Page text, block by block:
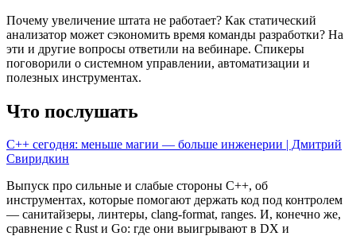
Почему увеличение штата не работает? Как статический
анализатор может сэкономить время команды разработки? На
эти и другие вопросы ответили на вебинаре. Спикеры
поговорили о системном управлении, автоматизации и
полезных инструментах.
Что послушать
C++ сегодня: меньше магии — больше инженерии | Дмитрий
Свиридкин
Выпуск про сильные и слабые стороны C++, об
инструментах, которые помогают держать код под контролем
— санитайзеры, линтеры, clang-format, ranges. И, конечно же,
сравнение с Rust и Go: где они выигрывают в DX и